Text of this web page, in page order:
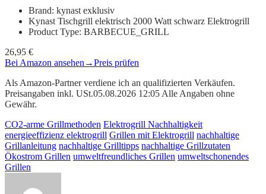
Brand: kynast exklusiv
Kynast Tischgrill elektrisch 2000 Watt schwarz Elektrogrill
Product Type: BARBECUE_GRILL
26,95 €
Bei Amazon ansehen →Preis prüfen
Als Amazon-Partner verdiene ich an qualifizierten Verkäufen.
Preisangaben inkl. USt.05.08.2026 12:05 Alle Angaben ohne
Gewähr.
CO2-arme Grillmethoden Elektrogrill Nachhaltigkeit
energieeffizienz elektrogrill Grillen mit Elektrogrill nachhaltige
Grillanleitung nachhaltige Grilltipps nachhaltige Grillzutaten
Ökostrom Grillen umweltfreundliches Grillen umweltschonendes
Grillen